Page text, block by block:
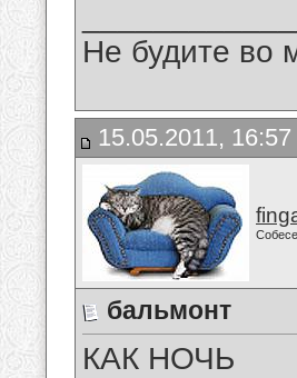
Не будите во
15.05.2011, 16:57
бальмонт
КАК НОЧЬ